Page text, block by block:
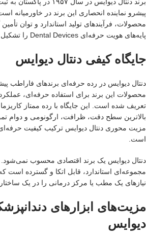
پیشرو نماینده انحصاری این برند در خاورمیانه
محصولات، فرآیندهای تولید استاندارد و توان
پایه‌های هویت حرفه‌ای Dental Devices را تشکیل می‌دهند.
جایگاه کیفی دنتال دیوایس
دنتال دیوایس در رده حرفه‌ای برندهای فاراطب
محصولات این برند برای استفاده حرفه‌ای، عملکرد
تعریف شده است. این جایگاه با رده ممتاز کاریزما
بالاترین سطح دقت، ظرافت، ارگونومی و دوام
مزیت محوری دنتال دیوایس ترکیب کیفیت
است.
دنتال دیوایس یک برند اقتصادی محسوب نمی‌شود.
مجموعه‌ای استاندارد، قابل اتکا و گسترده است
نیازهای یک مطب یا مرکز درمانی را در یک ساختار
مزیت‌های ابزارهای
دیوایس